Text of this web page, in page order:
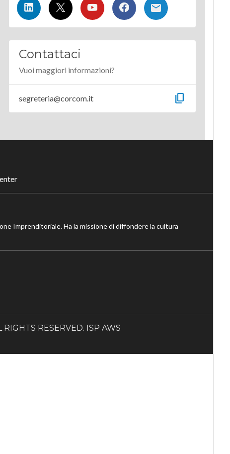
Contattaci
Vuoi maggiori informazioni?
segreteria@corcom.it content_copy
Imprenditoriale. Ha la missione di diffondere la cultura
RESERVED. ISP AWS